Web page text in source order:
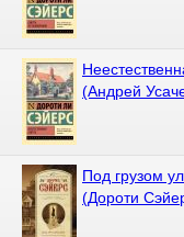
(Андрей
Под грузом
(Дороти